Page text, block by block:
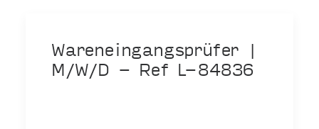
Wareneingangsprüfer |
M/W/D - Ref L-84836